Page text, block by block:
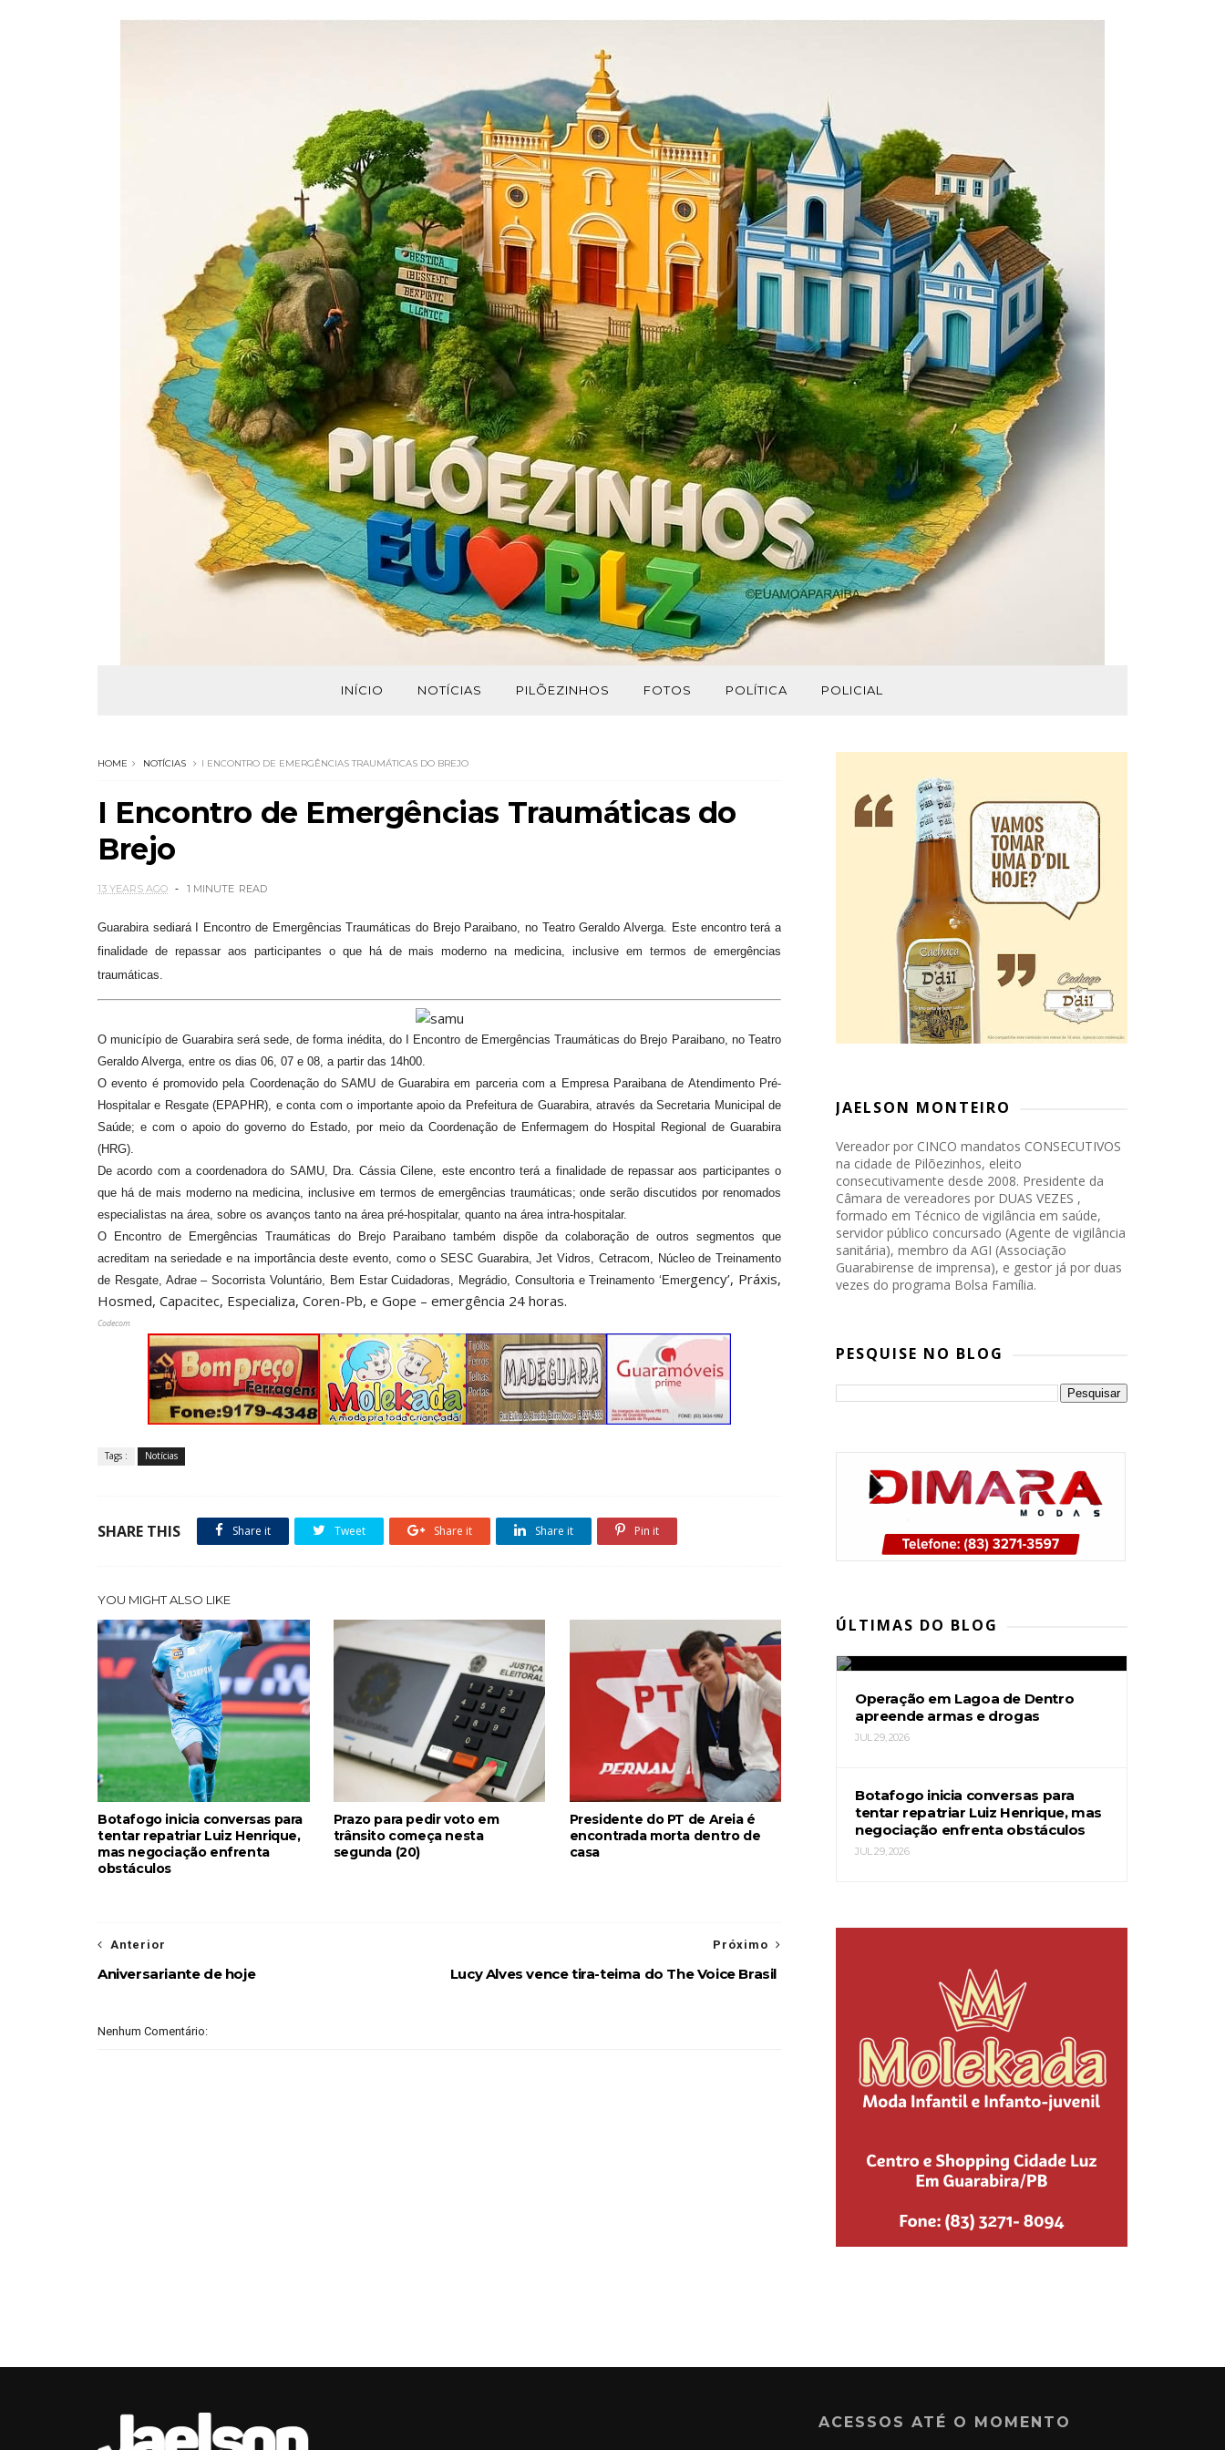
INÍCIO NOTÍCIAS PILÕEZINHOS FOTOS POLÍTICA POLICIAL
HOME NOTÍCIAS I ENCONTRO DE EMERGÊNCIAS TRAUMÁTICAS DO BREJO
I Encontro de Emergências Traumáticas do
Brejo
13 YEARS AGO 1 MINUTE READ
Guarabira sediará I Encontro de Emergências Traumáticas do Brejo Paraibano, no Teatro Geraldo Alverga‏. Este encontro terá a
finalidade de repassar aos participantes o que há de mais moderno na medicina, inclusive em termos de emergências
traumáticas.
O município de Guarabira será sede, de forma inédita, do I Encontro de Emergências Traumáticas do Brejo Paraibano, no Teatro
Geraldo Alverga, entre os dias 06, 07 e 08, a partir das 14h00.
O evento é promovido pela Coordenação do SAMU de Guarabira em parceria com a Empresa Paraibana de Atendimento Pré-
Hospitalar e Resgate (EPAPHR), e conta com o importante apoio da Prefeitura de Guarabira, através da Secretaria Municipal de
Saúde; e com o apoio do governo do Estado, por meio da Coordenação de Enfermagem do Hospital Regional de Guarabira
(HRG).
De acordo com a coordenadora do SAMU, Dra. Cássia Cilene, este encontro terá a finalidade de repassar aos participantes o
que há de mais moderno na medicina, inclusive em termos de emergências traumáticas; onde serão discutidos por renomados
especialistas na área, sobre os avanços tanto na área pré-hospitalar, quanto na área intra-hospitalar.
O Encontro de Emergências Traumáticas do Brejo Paraibano também dispõe da colaboração de outros segmentos que
acreditam na seriedade e na importância deste evento, como o SESC Guarabira, Jet Vidros, Cetracom, Núcleo de Treinamento
de Resgate, Adrae – Socorrista Voluntário, Bem Estar Cuidadoras, Megrádio, Consultoria e Treinamento ‘Emergency’, Práxis,
Hosmed, Capacitec, Especializa, Coren-Pb, e Gope – emergência 24 horas.
Codecom
Tags : Notícias
SHARE THIS Share it Tweet Share it Share it Pin it
YOU MIGHT ALSO LIKE
Botafogo inicia conversas para
tentar repatriar Luiz Henrique,
mas negociação enfrenta
obstáculos
Prazo para pedir voto em
trânsito começa nesta
segunda (20)
Presidente do PT de Areia é
encontrada morta dentro de
casa
Próximo
Lucy Alves vence tira-teima do The Voice Brasil
Anterior
Aniversariante de hoje
Nenhum Comentário:
JAELSON MONTEIRO
Vereador por CINCO mandatos CONSECUTIVOS
na cidade de Pilõezinhos, eleito
consecutivamente desde 2008. Presidente da
Câmara de vereadores por DUAS VEZES ,
formado em Técnico de vigilância em saúde,
servidor público concursado (Agente de vigilância
sanitária), membro da AGI (Associação
Guarabirense de imprensa), e gestor já por duas
vezes do programa Bolsa Família.
PESQUISE NO BLOG
ÚLTIMAS DO BLOG
candidatura de Lucas Ribeiro
Operação em Lagoa de Dentro
apreende armas e drogas
JUL 29, 2026
Botafogo inicia conversas para
tentar repatriar Luiz Henrique, mas
negociação enfrenta obstáculos
JUL 29, 2026
ACESSOS ATÉ O MOMENTO